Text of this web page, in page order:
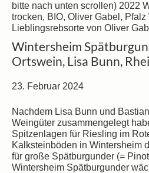
bitte nach unten scrollen) 2022
trocken, BIO, Oliver Gabel,
Lieblingsrebsorte von Oliver
Wintersheim
Ortswein, Lisa Bunn,
23. Februar 2024
Nachdem Lisa Bunn und
Weingüter zusammengelegt
Spitzenlagen für Riesling im
Kalksteinböden in Wintersheim
für große Spätburgunder (=
Wintersheim Spätburgunder